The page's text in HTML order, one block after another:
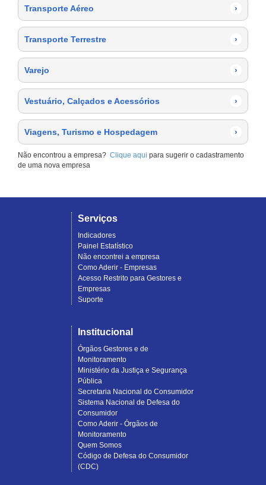
Transporte Aéreo ›
Transporte Terrestre ›
Varejo ›
Vestuário, Calçados e Acessórios ›
Viagens, Turismo e Hospedagem ›
Não encontrou a empresa? Clique aqui para sugerir o cadastramento
de uma nova empresa
Serviços
Indicadores
Painel Estatístico
Não encontrei a empresa
Como Aderir - Empresas
Acesso Restrito para Gestores e
Empresas
Suporte
Institucional
Órgãos Gestores e de
Monitoramento
Ministério da Justiça e Segurança
Pública
Secretaria Nacional do Consumidor
Sistema Nacional de Defesa do
Consumidor
Como Aderir - Órgãos de
Monitoramento
Quem Somos
Código de Defesa do Consumidor
(CDC)